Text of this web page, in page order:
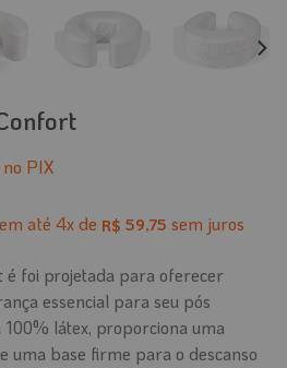
no PIX
em até 4x de R$ 59,75 sem juros
foi projetada para oferecer
essencial para seu pós
látex, proporciona uma
uma base firme para o descanso